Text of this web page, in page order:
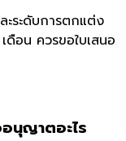
ระดับการตกแต่ง
ดือน ควรขอใบเสนอ
นุญาตอะไร